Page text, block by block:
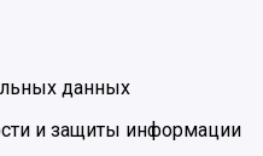
данных
и защиты информации